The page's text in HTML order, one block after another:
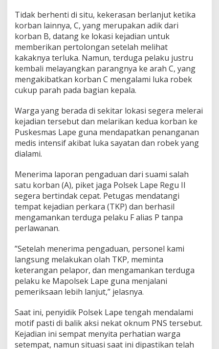
e
A
n
i
a
y
D
u
a
R
d
e
n
P
a
r
a
n
g
Tidak berhenti di situ, kekerasan berlanjut ketika
korban lainnya, C, yang merupakan adik dari
korban B, datang ke lokasi kejadian untuk
memberikan pertolongan setelah melihat
kakaknya terluka. Namun, terduga pelaku justru
kembali melayangkan parangnya ke arah C, yang
mengakibatkan korban C mengalami luka robek
cukup parah pada bagian kepala.
‎Warga yang berada di sekitar lokasi segera melerai
kejadian tersebut dan melarikan kedua korban ke
Puskesmas Lape guna mendapatkan penanganan
medis intensif akibat luka sayatan dan robek yang
dialami.
‎Menerima laporan pengaduan dari suami salah
satu korban (A), piket jaga Polsek Lape Regu II
segera bertindak cepat. Petugas mendatangi
tempat kejadian perkara (TKP) dan berhasil
mengamankan terduga pelaku F alias P tanpa
perlawanan.
‎”Setelah menerima pengaduan, personel kami
langsung melakukan olah TKP, meminta
keterangan pelapor, dan mengamankan terduga
pelaku ke Mapolsek Lape guna menjalani
pemeriksaan lebih lanjut,” jelasnya.
‎Saat ini, penyidik Polsek Lape tengah mendalami
motif pasti di balik aksi nekat oknum PNS tersebut.
Kejadian ini sempat menyita perhatian warga
setempat, namun situasi saat ini dipastikan telah